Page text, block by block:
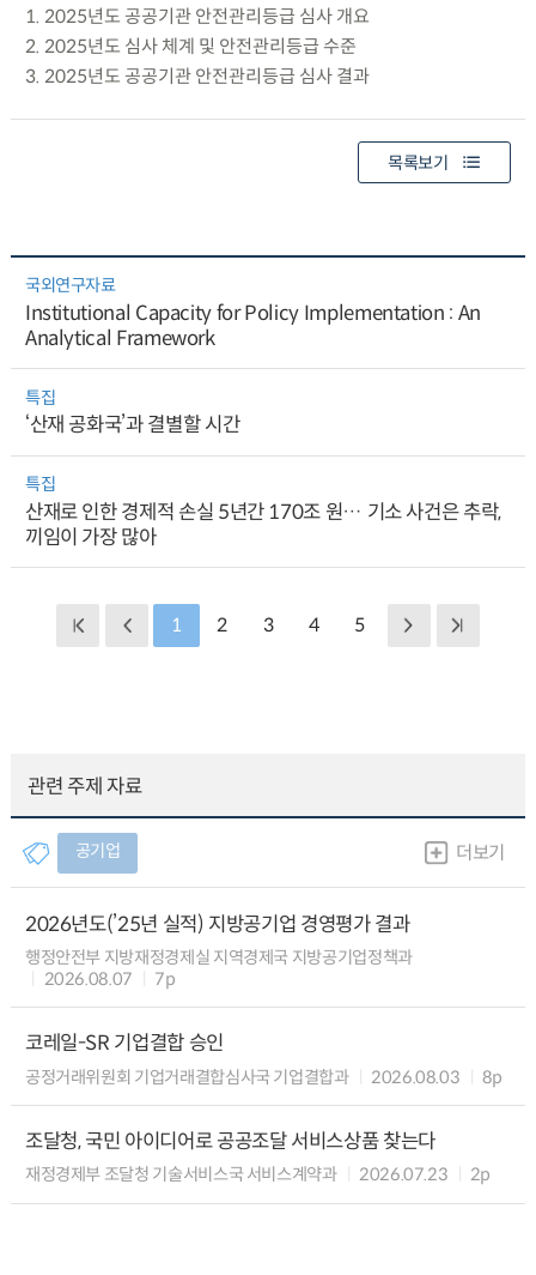
1. 2025년도 공공기관 안전관리등급 심사 개요
2. 2025년도 심사 체계 및 안전관리등급 수준
3. 2025년도 공공기관 안전관리등급 심사 결과
목록보기
국외연구자료
Institutional Capacity for Policy Implementation : An
Analytical Framework
특집
‘산재 공화국’과 결별할 시간
특집
산재로 인한 경제적 손실 5년간 170조 원… 기소 사건은 추락,
끼임이 가장 많아
1 2 3 4 5
관련 주제 자료
공기업 더보기
2026년도(’25년 실적) 지방공기업 경영평가 결과
행정안전부 지방재정경제실 지역경제국 지방공기업정책과
2026.08.07
7p
코레일-SR 기업결합 승인
공정거래위원회 기업거래결합심사국 기업결합과 2026.08.03 8p
조달청, 국민 아이디어로 공공조달 서비스상품 찾는다
재정경제부 조달청 기술서비스국 서비스계약과 2026.07.23 2p